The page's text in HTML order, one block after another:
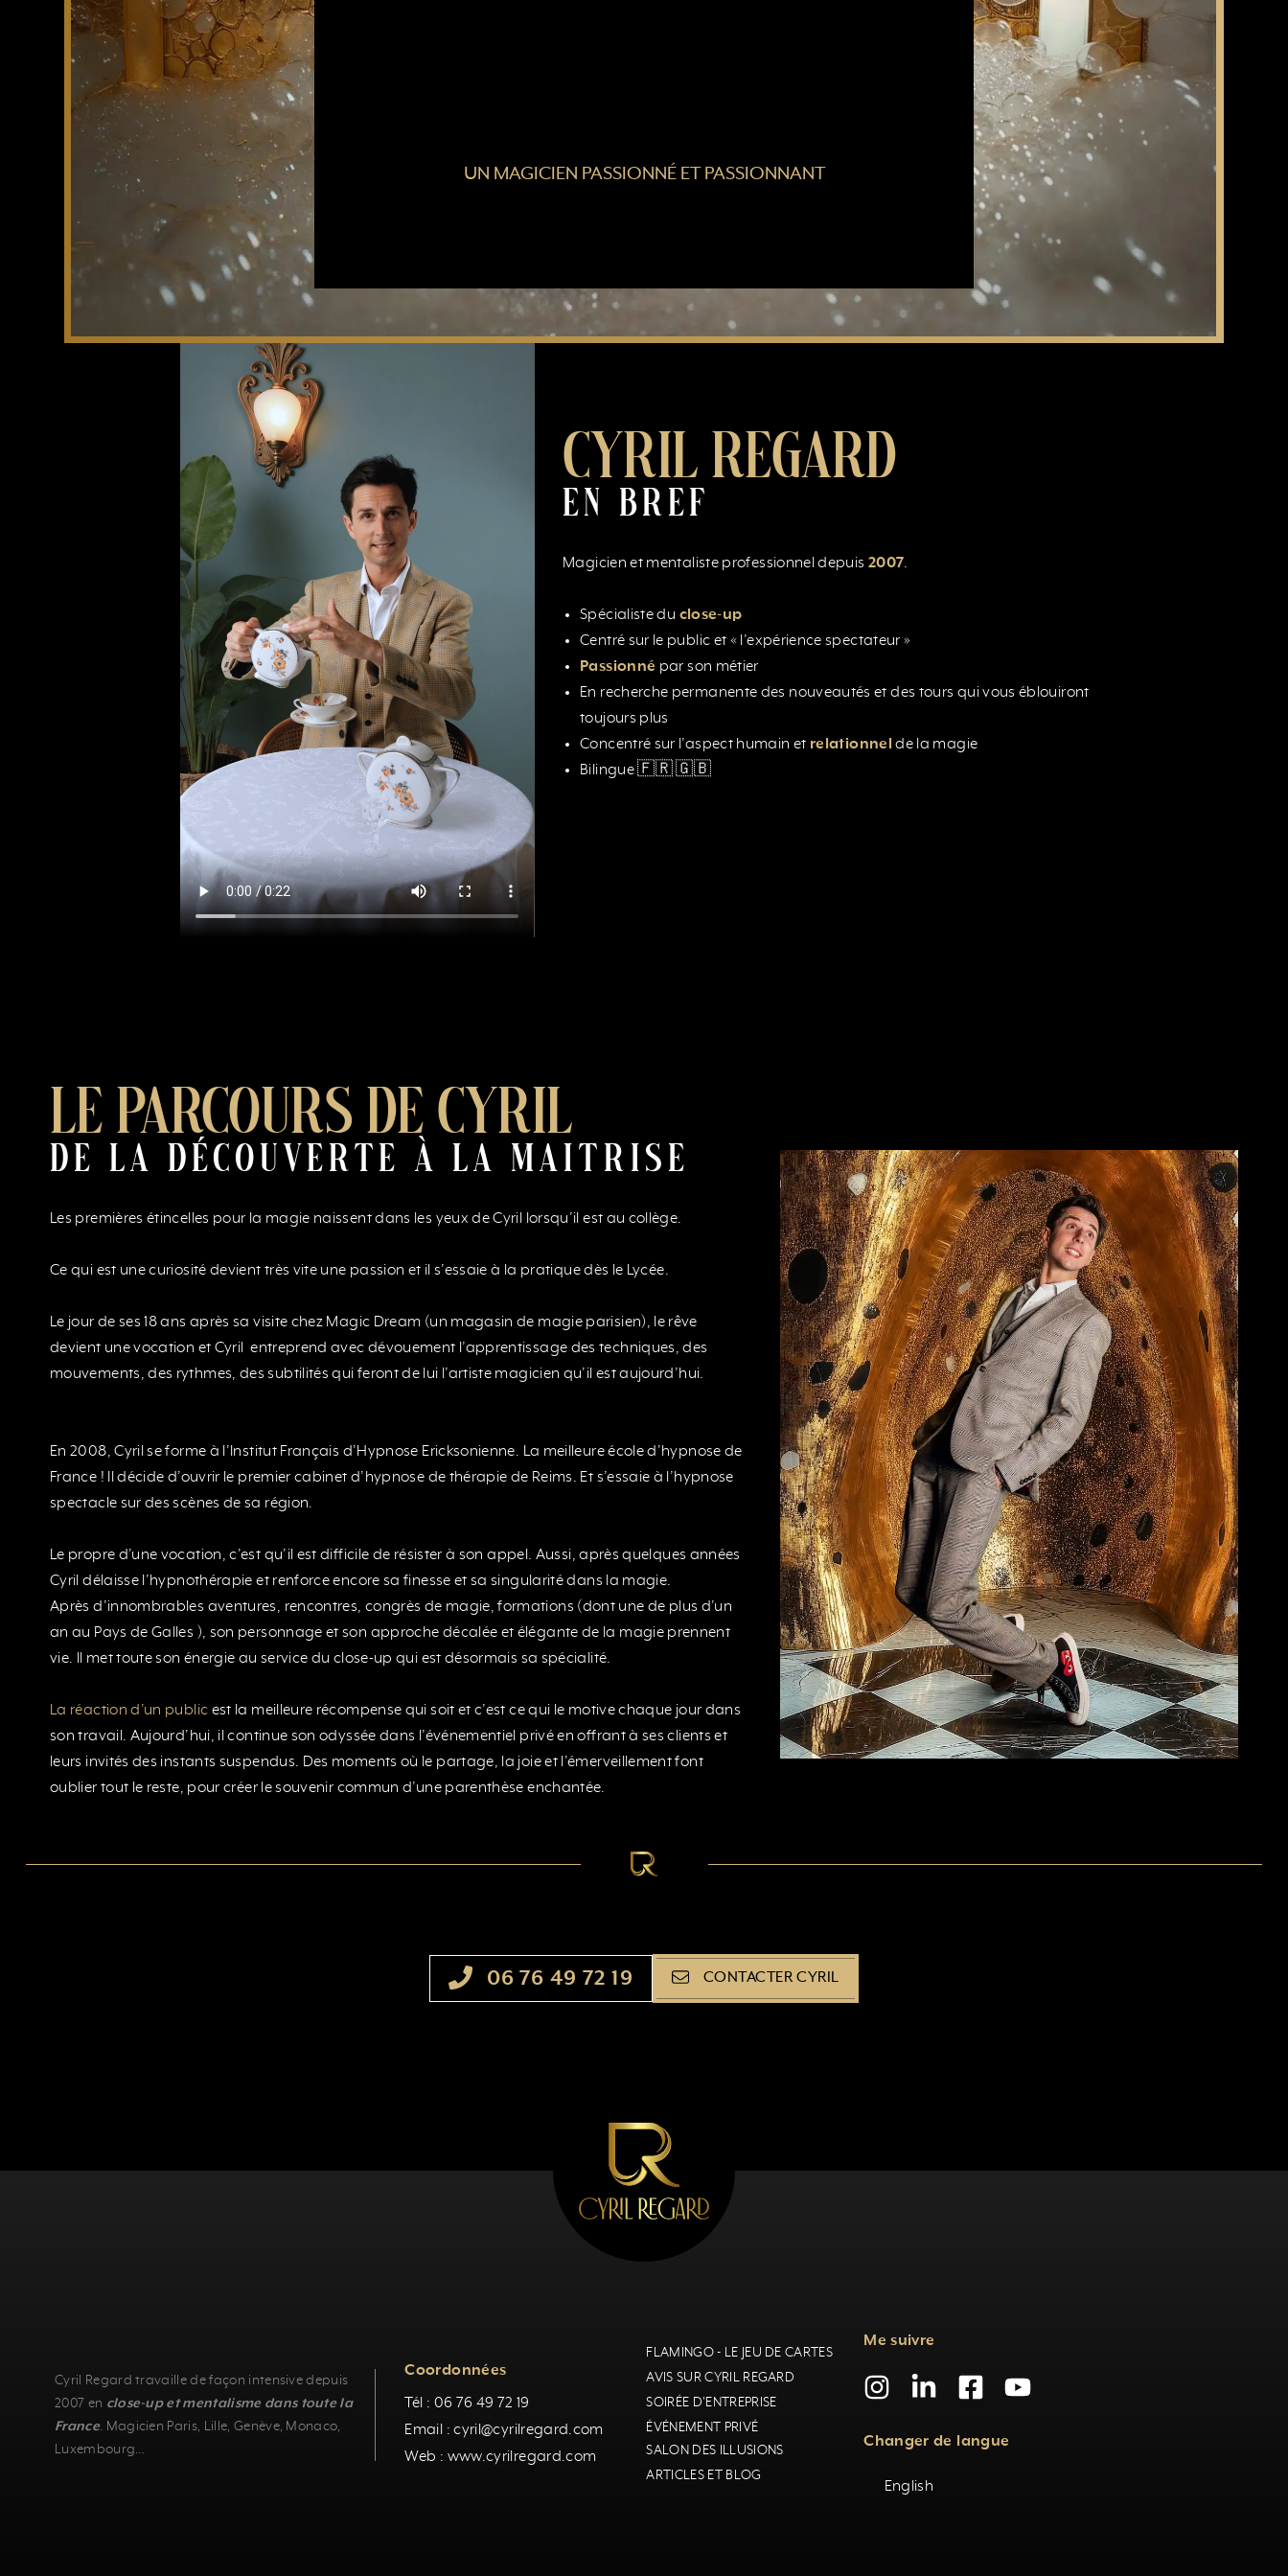
UN MAGICIEN PASSIONNÉ ET PASSIONNANT
CYRIL REGARD
EN BREF
Magicien et mentaliste professionnel depuis 2007.
Spécialiste du close-up
Centré sur le public et « l’expérience spectateur »
Passionné par son métier
En recherche permanente des nouveautés et des tours qui vous éblouiront
toujours plus
Concentré sur l’aspect humain et relationnelde la magie
Bilingue 🇫🇷 🇬🇧
LE PARCOURS DE CYRIL
DE LA DÉCOUVERTE À LA MAITRISE
Les premières étincelles pour la magie naissent dans les yeux de Cyril lorsqu’il est au collège.
Ce qui est une curiosité devient très vite une passion et il s’essaie à la pratique dès le Lycée.
Le jour de ses 18 ans après sa visite chez Magic Dream (un magasin de magie parisien), le rêve
devient une vocation et Cyril entreprend avec dévouement l’apprentissage des techniques, des
mouvements, des rythmes, des subtilités qui feront de lui l’artiste magicien qu’il est aujourd’hui.
En 2008, Cyril se forme à l’Institut Français d’Hypnose Ericksonienne. La meilleure école d’hypnose de
France ! Il décide d’ouvrir le premier cabinet d’hypnose de thérapie de Reims. Et s’essaie à l’hypnose
spectacle sur des scènes de sa région.
Le propre d’une vocation, c’est qu’il est difficile de résister à son appel. Aussi, après quelques années
Cyril délaisse l’hypnothérapie et renforce encore sa finesse et sa singularité dans la magie.
Après d’innombrables aventures, rencontres, congrès de magie, formations (dont une de plus d’un
an au Pays de Galles ), son personnage et son approche décalée et élégante de la magie prennent
vie. Il met toute son énergie au service du close-up qui est désormais sa spécialité.
La réaction d’un public est la meilleure récompense qui soit et c’est ce qui le motive chaque jour dans
son travail. Aujourd’hui, il continue son odyssée dans l’événementiel privé en offrant à ses clients et
leurs invités des instants suspendus. Des moments où le partage, la joie et l’émerveillement font
oublier tout le reste, pour créer le souvenir commun d’une parenthèse enchantée.
06 76 49 72 19 CONTACTER CYRIL
Cyril Regard travaille de façon intensive depuis
2007 en close-up et mentalisme dans toute la
France. Magicien Paris, Lille, Genève, Monaco,
Luxembourg…
Coordonnées
Tél : 06 76 49 72 19
Email : cyril@cyrilregard.com
Web : www.cyrilregard.com
FLAMINGO - LE JEU DE CARTES
AVIS SUR CYRIL REGARD
SOIRÉE D'ENTREPRISE
ÉVÉNEMENT PRIVÉ
SALON DES ILLUSIONS
ARTICLES ET BLOG
Me suivre
Changer de langue
English